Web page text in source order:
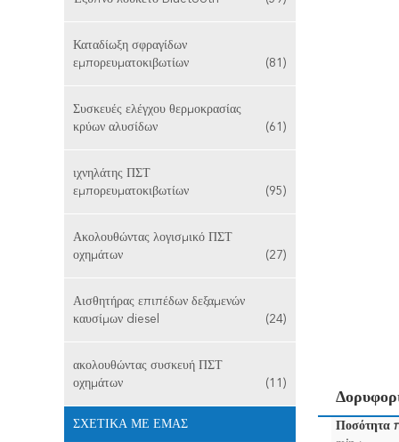
Καταδίωξη σφραγίδων
εμπορευματοκιβωτίων
(81)
Συσκευές ελέγχου θερμοκρασίας
κρύων αλυσίδων
(61)
ιχνηλάτης ΠΣΤ
εμπορευματοκιβωτίων
(95)
Ακολουθώντας λογισμικό ΠΣΤ
οχημάτων
(27)
Αισθητήρας επιπέδων δεξαμενών
καυσίμων diesel
(24)
ακολουθώντας συσκευή ΠΣΤ
οχημάτων
(11)
ΣΧΕΤΙΚΆ ΜΕ ΕΜΆΣ
Ποσότητα